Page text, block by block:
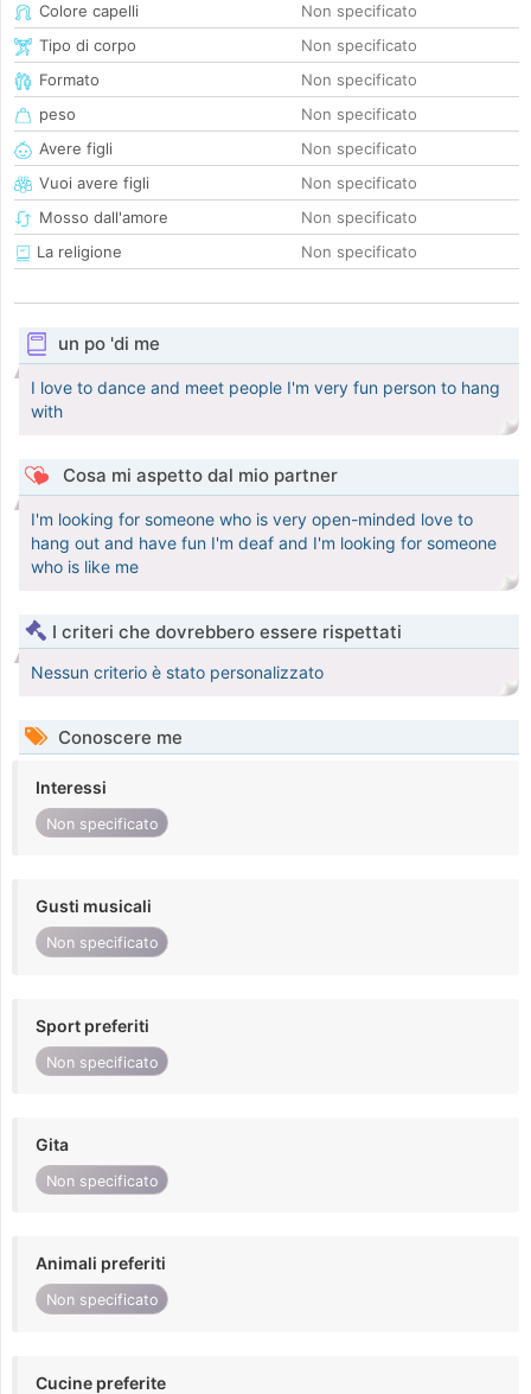
Colore capelli
Non specificato
Tipo di corpo
Non specificato
Formato
Non specificato
peso
Non specificato
Avere figli
Non specificato
Vuoi avere figli
Non specificato
Mosso dall'amore
Non specificato
La religione
Non specificato
un po 'di me
I love to dance and meet people I'm very fun person to hang
with
Cosa mi aspetto dal mio partner
I'm looking for someone who is very open-minded love to
hang out and have fun I'm deaf and I'm looking for someone
who is like me
I criteri che dovrebbero essere rispettati
Nessun criterio è stato personalizzato
Conoscere me
Interessi
Non specificato
Gusti musicali
Non specificato
Sport preferiti
Non specificato
Gita
Non specificato
Animali preferiti
Non specificato
Cucine preferite